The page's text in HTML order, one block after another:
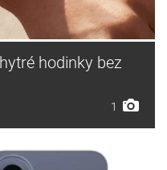
hodinky bez
1